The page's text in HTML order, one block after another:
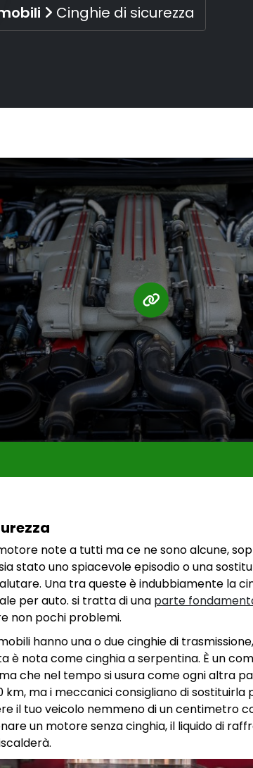
Cinghie di sicurezza
note a tutti ma ce ne sono alcune,
stato uno spiacevole episodio o una
Una tra queste è indubbiamente la
per auto. si tratta di una parte
non pochi problemi.
hanno una o due cinghie di
è nota come cinghia a serpentina. È un
che nel tempo si usura come ogni altra
km, ma i meccanici consigliano di sostituirla
il tuo veicolo nemmeno di un centimetro
un motore senza cinghia, il liquido di